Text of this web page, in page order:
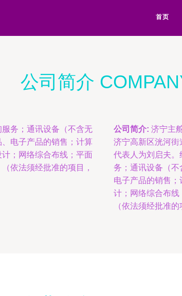
首页
公司简介
务；通讯设备（不含无
电子产品的销售；计算
；网络综合布线；平面
依法须经批准的项目，
公司简介: 济宁主
济宁高新区洸河
代表人为刘启夫
务；通讯设备（不
电子产品的销售
计；网络综合布线
（依法须经批准